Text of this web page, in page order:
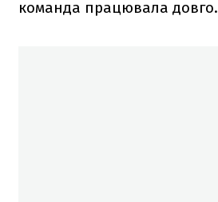
команда працювала довго.